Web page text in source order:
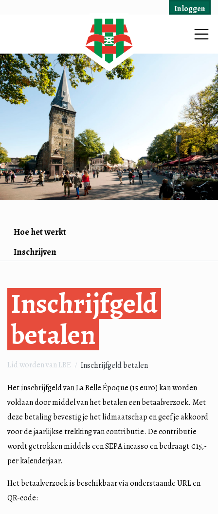
Inloggen
Hoe het werkt
Inschrijven
Inschrijfgeld
betalen
Lid worden van LBE Inschrijfgeld betalen
Het inschrijfgeld van La Belle Époque (15 euro) kan worden
voldaan door middel van het betalen een betaalverzoek. Met
deze betaling bevestig je het lidmaatschap en geef je akkoord
voor de jaarlijkse trekking van contributie. De contributie
wordt getrokken middels een SEPA incasso en bedraagt €15,-
per kalenderjaar.
Het betaalverzoek is beschikbaar via onderstaande URL en
QR-code: